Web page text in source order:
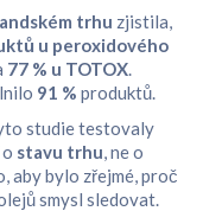
trhu zjistila,
u peroxidového
77 % u TOTOX
91 % produktů.
studie testovaly
stavu trhu , ne o
aby bylo zřejmé, proč
smysl sledovat.